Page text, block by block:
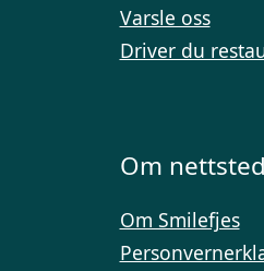
Varsle oss
Driver du
Om
Om Smilefjes